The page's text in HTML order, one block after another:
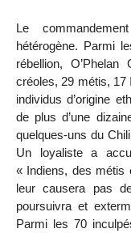
Le
hétérogène. Parmi
rébellion,
créoles, 29 métis, 17
individus d’origine
de plus d’une
quelques-uns du
Un loyaliste a
« Indiens, des métis
leur causera pas
poursuivra et
Parmi les 70